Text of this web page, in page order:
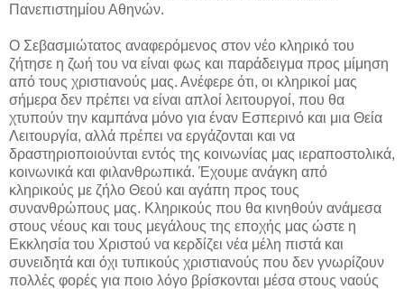
Πανεπιστημίου Αθηνών.
Ο Σεβασμιώτατος αναφερόμενος στον νέο κληρικό του
ζήτησε η ζωή του να είναι φως και παράδειγμα προς μίμηση
από τους χριστιανούς μας. Ανέφερε ότι, οι κληρικοί μας
σήμερα δεν πρέπει να είναι απλοί λειτουργοί, που θα
χτυπούν την καμπάνα μόνο για έναν Εσπερινό και μια Θεία
Λειτουργία, αλλά πρέπει να εργάζονται και να
δραστηριοποιούνται εντός της κοινωνίας μας ιεραποστολικά,
κοινωνικά και φιλανθρωπικά. Έχουμε ανάγκη από
κληρικούς με ζήλο Θεού και αγάπη προς τους
συνανθρώπους μας. Κληρικούς που θα κινηθούν ανάμεσα
στους νέους και τους μεγάλους της εποχής μας ώστε η
Εκκλησία του Χριστού να κερδίζει νέα μέλη πιστά και
συνειδητά και όχι τυπικούς χριστιανούς που δεν γνωρίζουν
πολλές φορές για ποιο λόγο βρίσκονται μέσα στους ναούς